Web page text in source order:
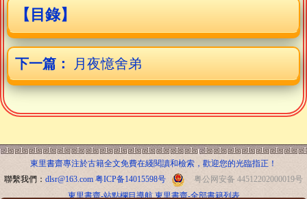
【目錄】
下一篇： 月夜憶舍弟
東里書齋專注於古籍全文免費在綫閱讀和檢索，歡迎您的光臨指正！
聯繫我們： dlsr@163.com 粤ICP备14015598号
粤公网安备 44512202000019号
東里書齋-站點欄目導航 東里書齋-全部書籍列表